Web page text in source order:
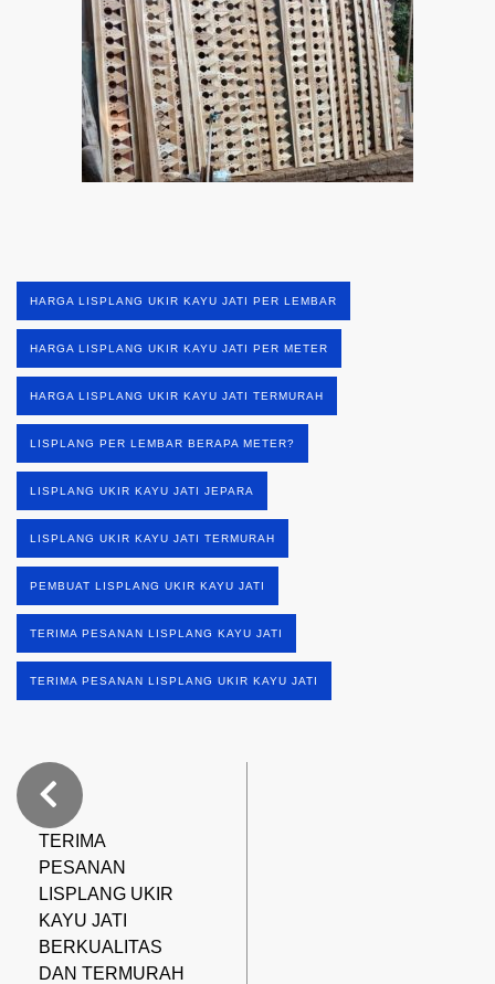
HARGA LISPLANG UKIR KAYU JATI PER LEMBAR
HARGA LISPLANG UKIR KAYU JATI PER METER
HARGA LISPLANG UKIR KAYU JATI TERMURAH
LISPLANG PER LEMBAR BERAPA METER?
LISPLANG UKIR KAYU JATI JEPARA
LISPLANG UKIR KAYU JATI TERMURAH
PEMBUAT LISPLANG UKIR KAYU JATI
TERIMA PESANAN LISPLANG KAYU JATI
TERIMA PESANAN LISPLANG UKIR KAYU JATI
TERIMA
PESANAN
LISPLANG UKIR
KAYU JATI
BERKUALITAS
DAN TERMURAH